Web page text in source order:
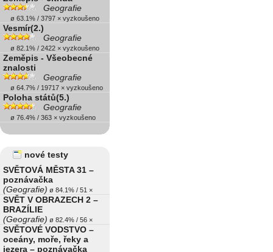
Geografie
ø 63.1% / 3797 × vyzkoušeno
Vesmír(2.)
Geografie
ø 82.1% / 2422 × vyzkoušeno
Zeměpis - Všeobecné
znalosti
Geografie
ø 64.7% / 19717 × vyzkoušeno
Poloha států(5.)
Geografie
ø 76.4% / 363 × vyzkoušeno
nové testy
SVĚTOVÁ MĚSTA 31 –
poznávačka
(Geografie) ø 84.1% / 51 ×
SVĚT V OBRAZECH 2 –
BRAZÍLIE
(Geografie) ø 82.4% / 56 ×
SVĚTOVÉ VODSTVO –
oceány, moře, řeky a
jezera – poznávačka